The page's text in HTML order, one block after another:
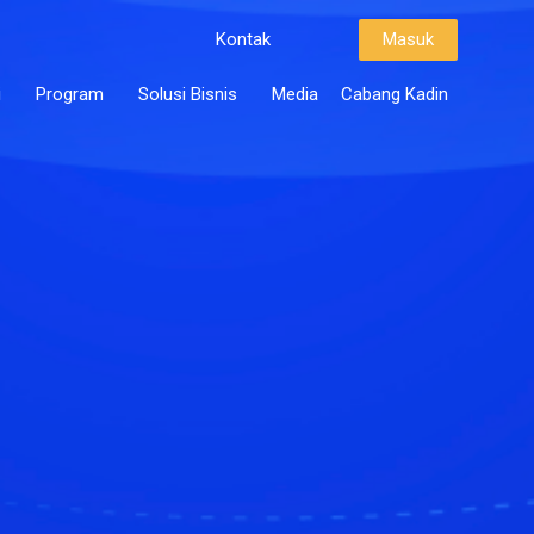
Kontak Masuk
Program Solusi Bisnis Media Cabang Kadin